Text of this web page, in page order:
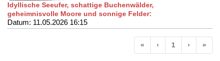
Idyllische Seeufer, schattige Buchenwälder,
geheimnisvolle Moore und sonnige Felder:
Datum: 11.05.2026 16:15
« Anfang
‹ Vorherige
1 › Nächste
»